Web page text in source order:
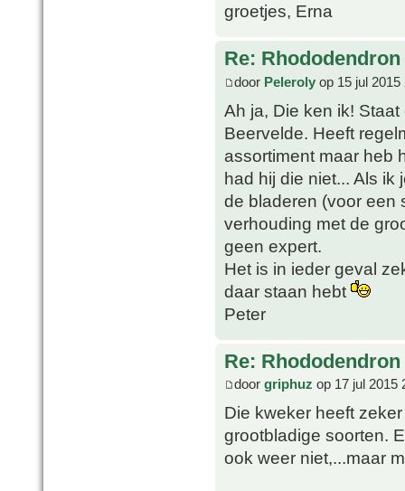
groetjes, Erna
Re:
door Peleroly op 15 jul 2015
Ah ja, Die ken ik!
Beervelde. Heeft
assortiment maar heb
had hij die niet... Als ik
de bladeren (voor een
verhouding met de
geen expert.
Het is in ieder geval
daar staan hebt
Peter
Re:
door griphuz op 17 jul 2015
Die kweker heeft
grootbladige soorten.
ook weer niet,...maar